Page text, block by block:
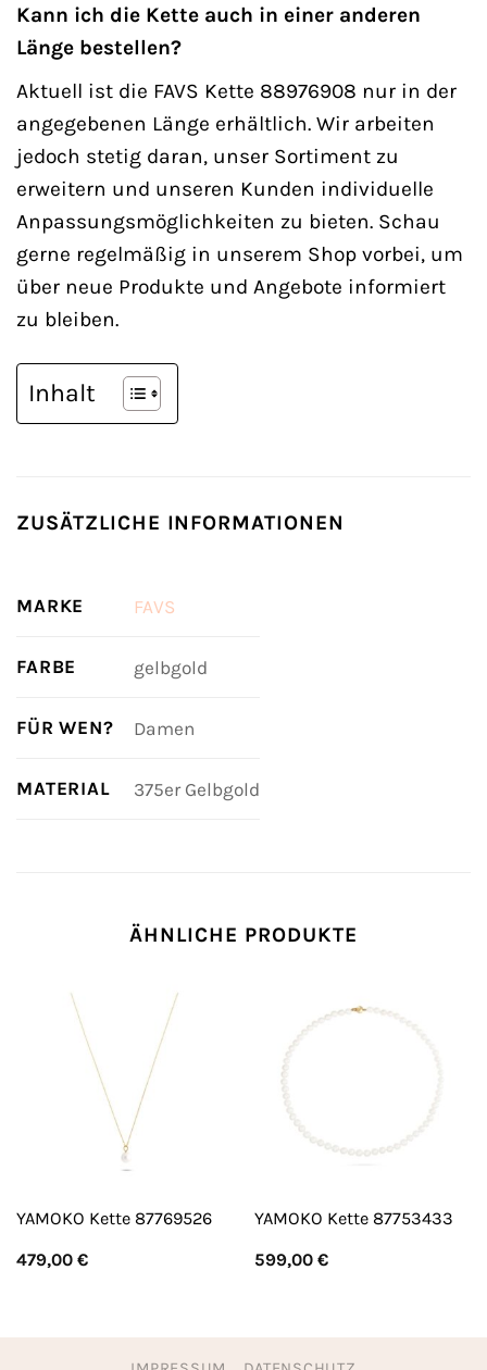
Kann ich die Kette auch in einer anderen
Länge bestellen?
Aktuell ist die FAVS Kette 88976908 nur in der
angegebenen Länge erhältlich. Wir arbeiten
jedoch stetig daran, unser Sortiment zu
erweitern und unseren Kunden individuelle
Anpassungsmöglichkeiten zu bieten. Schau
gerne regelmäßig in unserem Shop vorbei, um
über neue Produkte und Angebote informiert
zu bleiben.
Inhalt
ZUSÄTZLICHE INFORMATIONEN
MARKE FAVS
FARBE gelbgold
FÜR WEN? Damen
MATERIAL 375er Gelbgold
ÄHNLICHE PRODUKTE
YAMOKO Kette 87769526
479,00 €
YAMOKO Kette 87753433
599,00 €